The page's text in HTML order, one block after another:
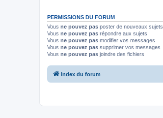
PERMISSIONS DU FORUM
Vous ne pouvez pas poster de nouveaux sujets
Vous ne pouvez pas répondre aux sujets
Vous ne pouvez pas modifier vos messages
Vous ne pouvez pas supprimer vos messages
Vous ne pouvez pas joindre des fichiers
Index du forum